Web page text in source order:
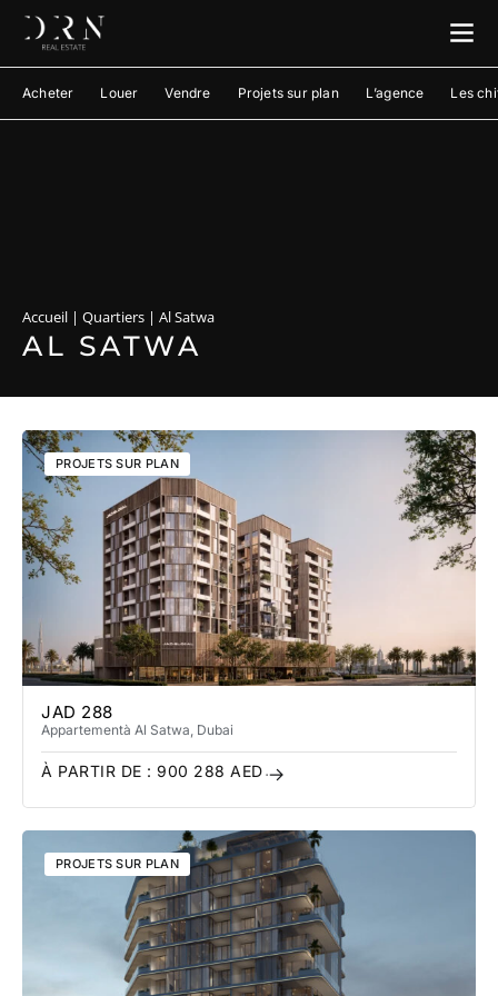
Acheter Louer Vendre Projets sur plan L’agence Les
Accueil | Quartiers | Al Satwa
AL SATWA
PROJETS SUR PLAN
JAD 288
Appartementà Al Satwa , Dubai
À PARTIR DE : 900 288 AED
PROJETS SUR PLAN